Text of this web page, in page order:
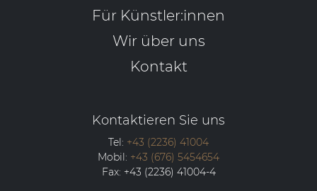
Für Künstler:innen
Wir über uns
Kontakt
Kontaktieren Sie uns
Tel: +43 (2236) 41004
Mobil: +43 (676) 5454654
Fax: +43 (2236) 41004-4